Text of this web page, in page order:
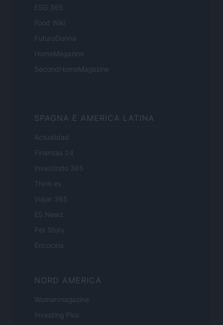
ESG 365
Food Wiki
FuturoDonna
HomeMagazine
SecondHomeMagazine
SPAGNA E AMERICA LATINA
Actualidad
Finanzas 24
Investindo 365
Think.es
Viajar 365
ES Newz
Pet Story
Encocina
NORD AMERICA
Womanmagazine
Investing Plus